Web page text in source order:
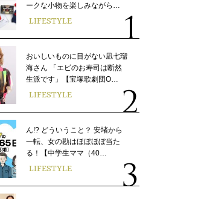
ークな小物を楽しみながら…
LIFESTYLE
おいしいものに目がない凪七瑠
海さん 「エビのお寿司は断然
生派です」【宝塚歌劇団O…
LIFESTYLE
ん!? どういうこと？ 安堵から
一転、女の勘はほぼほぼ当た
る！【中学生ママ（40…
LIFESTYLE